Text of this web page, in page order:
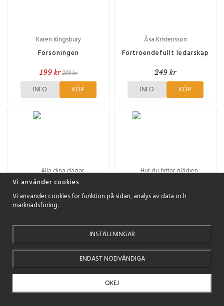
Karen Kingsbury
Försoningen
199 kr 239 kr
INFO KÖP
Åsa Kristensson
Förtroendefullt ledarskap
249 kr
INFO KÖP
Alla dina dagar
199 kr
INFO KÖP
Hur du hittar glädjen
199 kr
INFO KÖP
Vi använder cookies
Vi använder cookies för funktion på sidan, analys av data och
marknadsföring.
INSTÄLLNINGAR
ENDAST NÖDVÄNDIGA
OKEJ